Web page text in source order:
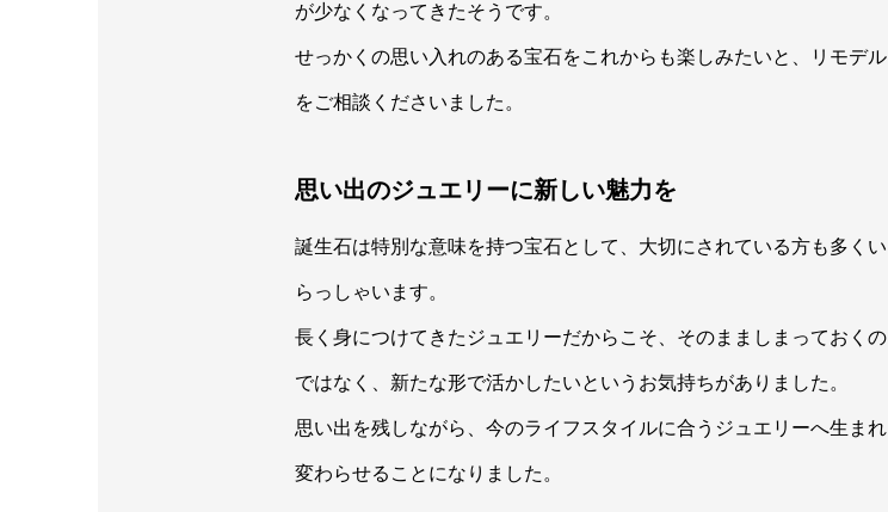
が少なくなってきたそうです。
せっかくの思い入れのある宝石をこれからも楽しみたいと、リモデル
をご相談くださいました。
思い出のジュエリーに新しい魅力を
誕生石は特別な意味を持つ宝石として、大切にされている方も多くい
らっしゃいます。
長く身につけてきたジュエリーだからこそ、そのまましまっておくの
ではなく、新たな形で活かしたいというお気持ちがありました。
思い出を残しながら、今のライフスタイルに合うジュエリーへ生まれ
変わらせることになりました。